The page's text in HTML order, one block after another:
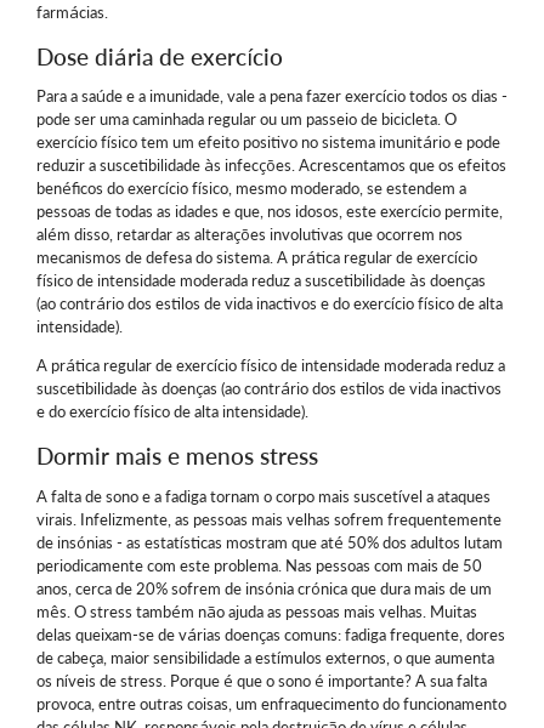
farmácias.
Dose diária de exercício
Para a saúde e a imunidade, vale a pena fazer exercício todos os dias -
pode ser uma caminhada regular ou um passeio de bicicleta. O
exercício físico tem um efeito positivo no sistema imunitário e pode
reduzir a suscetibilidade às infecções. Acrescentamos que os efeitos
benéficos do exercício físico, mesmo moderado, se estendem a
pessoas de todas as idades e que, nos idosos, este exercício permite,
além disso, retardar as alterações involutivas que ocorrem nos
mecanismos de defesa do sistema. A prática regular de exercício
físico de intensidade moderada reduz a suscetibilidade às doenças
(ao contrário dos estilos de vida inactivos e do exercício físico de alta
intensidade).
A prática regular de exercício físico de intensidade moderada reduz a
suscetibilidade às doenças (ao contrário dos estilos de vida inactivos
e do exercício físico de alta intensidade).
Dormir mais e menos stress
A falta de sono e a fadiga tornam o corpo mais suscetível a ataques
virais. Infelizmente, as pessoas mais velhas sofrem frequentemente
de insónias - as estatísticas mostram que até 50% dos adultos lutam
periodicamente com este problema. Nas pessoas com mais de 50
anos, cerca de 20% sofrem de insónia crónica que dura mais de um
mês. O stress também não ajuda as pessoas mais velhas. Muitas
delas queixam-se de várias doenças comuns: fadiga frequente, dores
de cabeça, maior sensibilidade a estímulos externos, o que aumenta
os níveis de stress. Porque é que o sono é importante? A sua falta
provoca, entre outras coisas, um enfraquecimento do funcionamento